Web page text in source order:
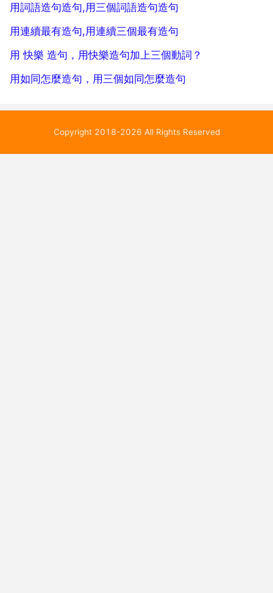
用詞語造句造句,用三個詞語造句造句
用連續最有造句,用連續三個最有造句
用 快樂 造句，用快樂造句加上三個動詞？
用如同怎麼造句，用三個如同怎麼造句
Copyright 2018-2026 All Rights Reserved